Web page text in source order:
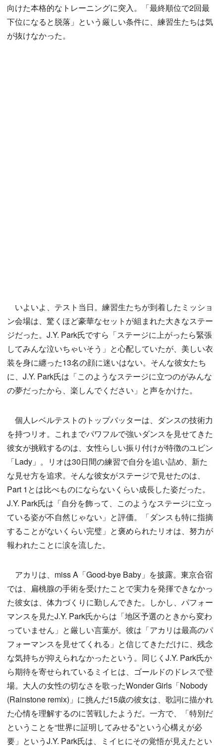
向けた本格的なトレーニングに突入。「最終順位で2回最
下位になると脱落」という厳しい条件に、練習生たちは気
が抜けなかった。
いよいよ、テスト当日。練習生たちが到着したミッショ
ン会場は、驚くほど豪華なセットが組まれた大きなステー
ジだった。J.Y. Park氏ですら「ステージに上がったら緊張
してみんな泣いちゃいそう」と心配していたが、美しい衣
装を身に纏った13名の顔に迷いはない。そんな彼女たち
に、J.Y. Park氏は「このようなステージに立つのがみんな
の夢だったから、楽しんでください」と声をかけた。
個人レベルテストのトップバッターは、ダンスの技術力
を持つリオ。これまでパワフルで強いダンスを見せてきた
彼女が挑戦するのは、女性らしい振り付けが特徴のユビン
「Lady」。リオは30日間の練習で自分を追い詰め、新た
な見せ方を追求。そんな彼女がステージで見せたのは、
Part 1とは比べものにならないくらい成長した姿だった。
J.Y. Park氏は「自分を飾って、このようなステージに立っ
ている姿が不自然じゃない」と評価。「ダンスも特に指摘
することがないくらい完璧」と褒められたリオは、努力が
報われたことに涙を流した。
アカリは、miss A「Good-bye Baby」を披露。東京合宿
では、扁桃腺の手術を受けたことで実力を発揮できなかっ
た彼女は、体力づくりに勤しんできた。しかし、パフォー
マンスを見たJ.Y. Park氏からは「地区予選のときから変わ
っていません」と厳しい言葉が。彼は「アカリは最高のパ
フォーマンスを見せてくれる」と信じてきただけに、残念
な気持ちが抑えられなかったという。同じくJ.Y. Park氏か
ら期待を寄せられているミイヒは、ゴールドのドレスで登
場。大人の女性の切なさを歌ったWonder Girls「Nobody
(Rainstone remix)」に挑んだ15歳の彼女は、歌詞に描かれ
た心情を理解するのに苦戦したようだ。一方で、「特別だ
ということを“世界に証明してみせる”という心構えが必
要」というJ.Y. Park氏は、ミイヒにその覚悟が見えたとい